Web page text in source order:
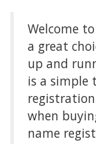
Welcome
a great
up and
is a simple
when
name